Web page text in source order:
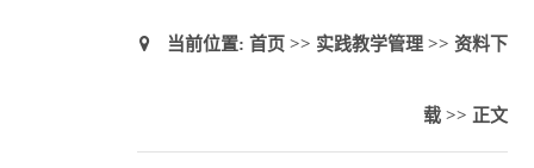
当前位置: 首页 >> 实践教学管理>> 资料下
载>> 正文